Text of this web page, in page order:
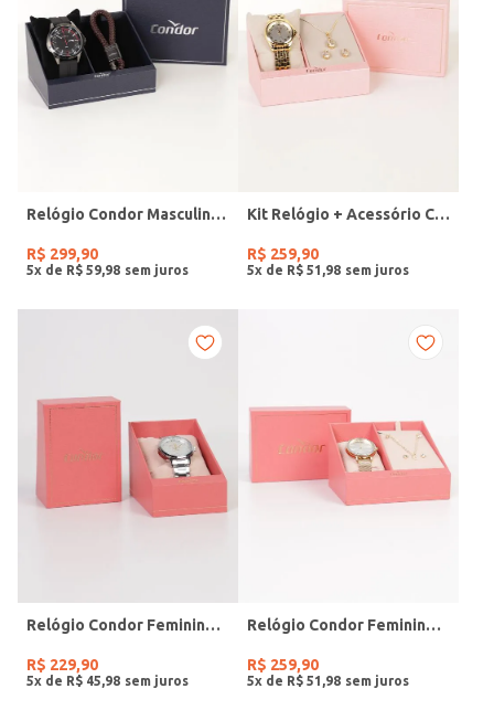
Relógio Condor Masculino PRETO
R$ 299,90
5x de R$ 59 98
Kit Relógio + Acessório Condor Feminino DOURADO
R$ 259,90
5x de R$ 51 98
Relógio Condor Feminino PRATA
R$ 229,90
5x de R$ 45 98
Relógio Condor Feminino DOURADO
R$ 259,90
5x de R$ 51 98